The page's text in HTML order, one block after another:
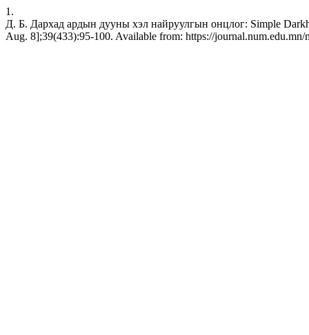
1.
Д. Б. Дархад ардын дууны хэл найруулгын онцлог: Simple
Aug. 8];39(433):95-100. Available from: https://journal.num.edu.mn/